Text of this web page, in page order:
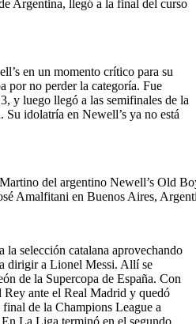
Argentina, llegó a la final del curso
en un momento crítico para su
por no perder la categoría. Fue
y luego llegó a las semifinales de la
idolatría en Newell’s ya no está
del argentino Newell’s Old
Amalfitani en Buenos Aires,
selección catalana aprovechando
dirigir a Lionel Messi. Allí se
de la Supercopa de España. Con
ante el Real Madrid y quedó
de la Champions League a